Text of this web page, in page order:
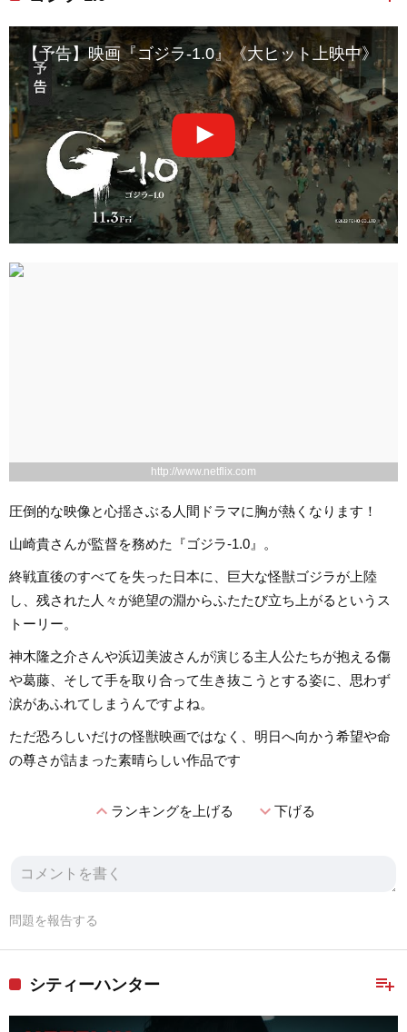
【予告】映画『ゴジラ-1.0』《大ヒット上映中》
http://www.netflix.com
圧倒的な映像と心揺さぶる人間ドラマに胸が熱くなります！
山崎貴さんが監督を務めた『ゴジラ-1.0』。
終戦直後のすべてを失った日本に、巨大な怪獣ゴジラが上陸
し、残された人々が絶望の淵からふたたび立ち上がるというス
トーリー。
神木隆之介さんや浜辺美波さんが演じる主人公たちが抱える傷
や葛藤、そして手を取り合って生き抜こうとする姿に、思わず
涙があふれてしまうんですよね。
ただ恐ろしいだけの怪獣映画ではなく、明日へ向かう希望や命
の尊さが詰まった素晴らしい作品です
expand_lessランキングを上げる expand_more下げる
問題を報告する
playlist_add
シティーハンター